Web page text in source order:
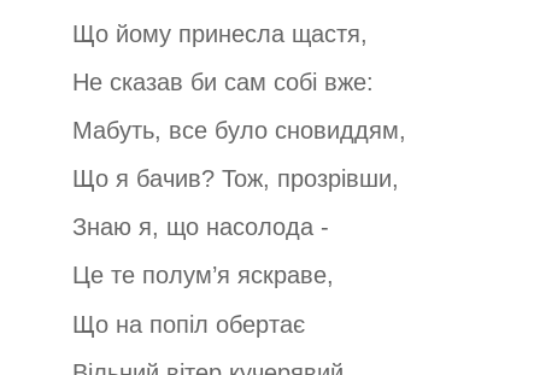
Що йому принесла щастя,
Не сказав би сам собі вже:
Мабуть, все було сновиддям,
Що я бачив? Тож, прозрівши,
Знаю я, що насолода -
Це те полум’я яскраве,
Що на попіл обертає